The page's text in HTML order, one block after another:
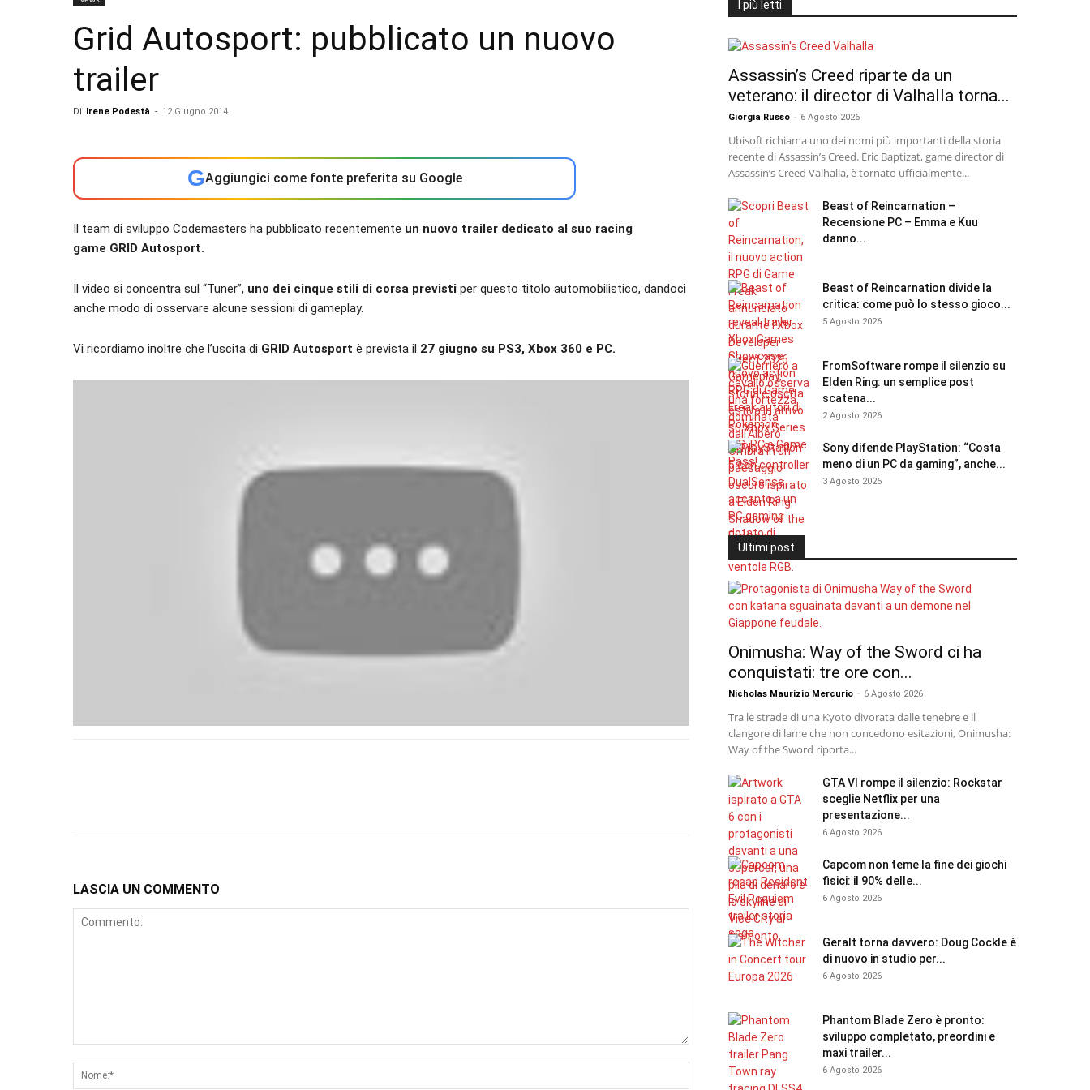
Grid Autosport: pubblicato un nuovo
trailer
Di Irene Podestà - 12 Giugno 2014
GAggiungici come fonte preferita su Google
Il team di sviluppo Codemasters ha pubblicato recentemente un nuovo trailer dedicato al suo racing
game GRID Autosport.
Il video si concentra sul “Tuner”, uno dei cinque stili di corsa previsti per questo titolo automobilistico, dandoci
anche modo di osservare alcune sessioni di gameplay.
Vi ricordiamo inoltre che l’uscita di GRID Autosport è prevista il 27 giugno su PS3, Xbox 360 e PC.
LASCIA UN COMMENTO
I più letti
Assassin’s Creed riparte da un
veterano: il director di Valhalla torna...
Giorgia Russo - 6 Agosto 2026
Ubisoft richiama uno dei nomi più importanti della storia
recente di Assassin’s Creed. Eric Baptizat, game director di
Assassin’s Creed Valhalla, è tornato ufficialmente...
Beast of Reincarnation –
Recensione PC – Emma e Kuu
danno...
Beast of Reincarnation divide la
critica: come può lo stesso gioco...
5 Agosto 2026
FromSoftware rompe il silenzio su
Elden Ring: un semplice post
scatena...
2 Agosto 2026
Sony difende PlayStation: “Costa
meno di un PC da gaming”, anche...
3 Agosto 2026
Ultimi post
Onimusha: Way of the Sword ci ha
conquistati: tre ore con...
Nicholas Maurizio Mercurio - 6 Agosto 2026
Tra le strade di una Kyoto divorata dalle tenebre e il
clangore di lame che non concedono esitazioni, Onimusha:
Way of the Sword riporta...
GTA VI rompe il silenzio: Rockstar
sceglie Netflix per una
presentazione...
6 Agosto 2026
Capcom non teme la fine dei giochi
fisici: il 90% delle...
6 Agosto 2026
Geralt torna davvero: Doug Cockle è
di nuovo in studio per...
6 Agosto 2026
Phantom Blade Zero è pronto:
sviluppo completato, preordini e
maxi trailer...
6 Agosto 2026